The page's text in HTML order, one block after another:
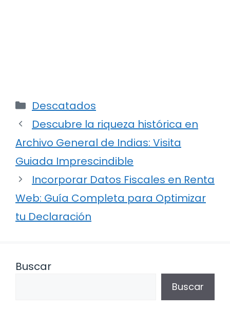
Categorías
Descatados
Descubre la riqueza histórica en
Archivo General de Indias: Visita
Guiada Imprescindible
Incorporar Datos Fiscales en Renta
Web: Guía Completa para Optimizar
tu Declaración
Buscar
Buscar